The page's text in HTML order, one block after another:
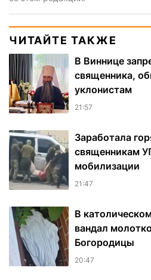
ЧИТАЙТЕ ТАКЖЕ
В Виннице
священника,
уклонистам
21:57
Заработала
священникам
мобилизации
21:47
В
вандал
Богородицы
20:47